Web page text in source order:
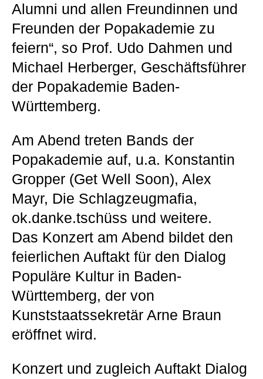
Alumni und allen Freundinnen und
Freunden der Popakademie zu
feiern“, so Prof. Udo Dahmen und
Michael Herberger, Geschäftsführer
der Popakademie Baden-
Württemberg.
Am Abend treten Bands der
Popakademie auf, u.a. Konstantin
Gropper (Get Well Soon), Alex
Mayr, Die Schlagzeugmafia,
ok.danke.tschüss und weitere.
Das Konzert am Abend bildet den
feierlichen Auftakt für den Dialog
Populäre Kultur in Baden-
Württemberg, der von
Kunststaatssekretär Arne Braun
eröffnet wird.
Konzert und zugleich Auftakt Dialog